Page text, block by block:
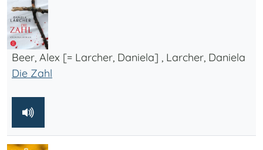
Beer, Alex [= Larcher, Daniela] , Larcher, Daniela
Die Zahl